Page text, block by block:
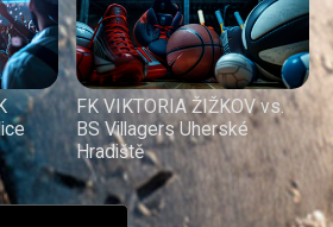
FK VIKTORIA ŽIŽKOV vs.
BS Villagers Uherské
Hradiště